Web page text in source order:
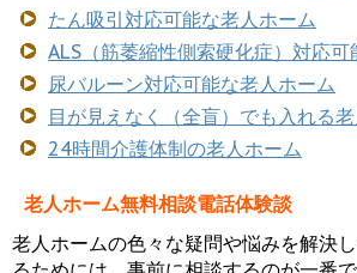
たん吸引対応可能な老人ホーム
ALS（筋萎縮性側索硬化症）対応可
尿バルーン対応可能な老人ホーム
目が見えなく（全盲）でも入れる
24時間介護体制の老人ホーム
老人ホーム無料相談電話体験談
老人ホームの色々な疑問や悩みを解決